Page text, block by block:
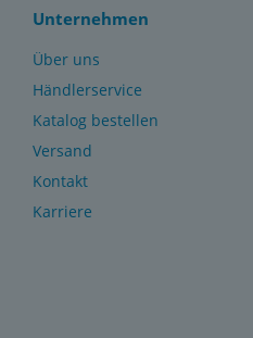
Unternehmen
Über uns
Händlerservice
Katalog bestellen
Versand
Kontakt
Karriere